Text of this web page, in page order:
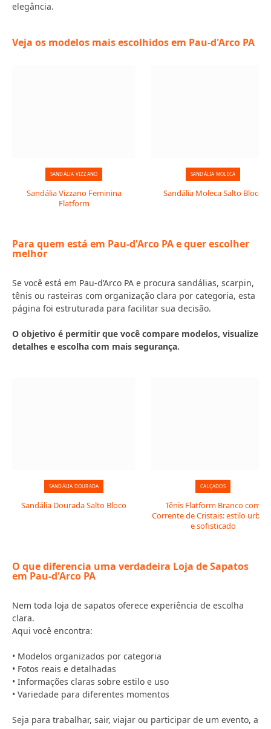
elegância.
Veja os modelos mais escolhidos em Pau-d'Arco PA
SANDÁLIA VIZZANO
Sandália Vizzano Feminina
Flatform
SANDÁLIA MOLECA
Sandália Moleca Salto Bloco
Para quem está em Pau-d'Arco PA e quer escolher
melhor
Se você está em Pau-d’Arco PA e procura sandálias, scarpin,
tênis ou rasteiras com organização clara por categoria, esta
página foi estruturada para facilitar sua decisão.
O objetivo é permitir que você compare modelos, visualize
detalhes e escolha com mais segurança.
SANDÁLIA DOURADA
Sandália Dourada Salto Bloco
CALÇADOS
Tênis Flatform Branco com
Corrente de Cristais: estilo
e sofisticado
O que diferencia uma verdadeira Loja de Sapatos
em Pau-d'Arco PA
Nem toda loja de sapatos oferece experiência de escolha
clara.
Aqui você encontra:
• Modelos organizados por categoria
• Fotos reais e detalhadas
• Informações claras sobre estilo e uso
• Variedade para diferentes momentos
Seja para trabalhar, sair, viajar ou participar de um evento, a